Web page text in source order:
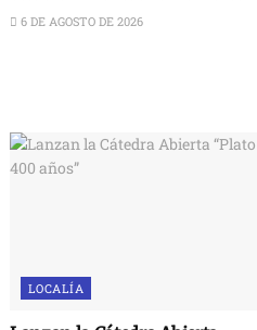
6 DE AGOSTO DE 2026
LOCALÍA